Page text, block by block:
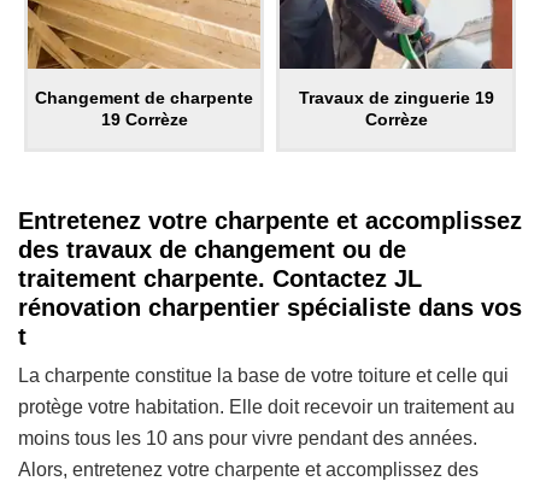
Changement de charpente
19 Corrèze
Travaux de zinguerie 19
Corrèze
Entretenez votre charpente et accomplissez
des travaux de changement ou de
traitement charpente. Contactez JL
rénovation charpentier spécialiste dans vos
t
La charpente constitue la base de votre toiture et celle qui
protège votre habitation. Elle doit recevoir un traitement au
moins tous les 10 ans pour vivre pendant des années.
Alors, entretenez votre charpente et accomplissez des